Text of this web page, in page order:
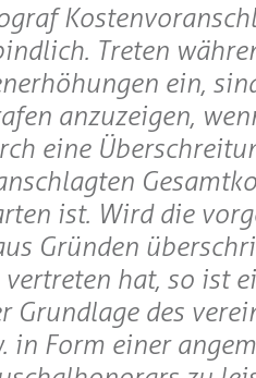
Treten
ein,
anzuzeigen,
eine
ist. Wird die
Gründen
hat, so ist
Grundlage des
in Form einer